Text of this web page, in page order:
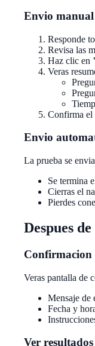
Envio manual
Responde
Revisa las
Haz clic en
Veras
Confirma el
Envio
La prueba se
Se termina
Cierras el
Pierdes
Despues
Confirmacion
Veras pantalla de
Mensaje de
Fecha y
Ver resultados